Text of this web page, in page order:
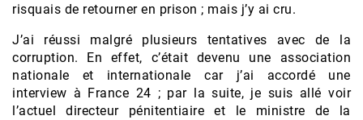
risquais de retourner en prison ; mais j’y ai cru.
J’ai réussi malgré plusieurs tentatives avec de la
corruption. En effet, c’était devenu une association
nationale et internationale car j’ai accordé une
interview à France 24 ; par la suite, je suis allé voir
l’actuel directeur pénitentiaire et le ministre de la